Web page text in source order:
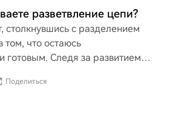
разветвление цепи?
столкнувшись с разделением
что остаюсь
Следя за развитием
Поделиться